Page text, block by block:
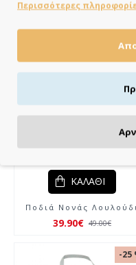
39.90€ 49.00€
-19
Ποδιά Νονάς Λουλούδι
39.90€ 49.00€
ΚΑΛΆΘΙ
-25
Περισσότερες